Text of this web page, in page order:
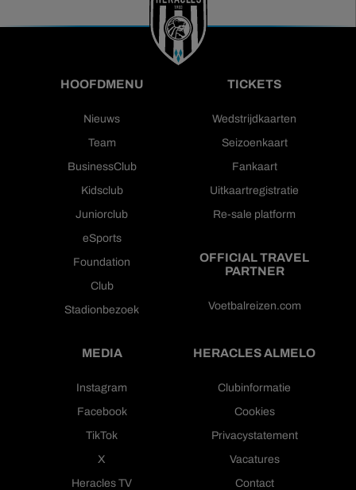
HOOFDMENU
Nieuws
Team
BusinessClub
Kidsclub
Juniorclub
eSports
Foundation
Club
Stadionbezoek
TICKETS
Wedstrijdkaarten
Seizoenkaart
Fankaart
Uitkaartregistratie
Re-sale platform
OFFICIAL TRAVEL
PARTNER
Voetbalreizen.com
MEDIA
Instagram
Facebook
TikTok
X
Heracles TV
HERACLES ALMELO
Clubinformatie
Cookies
Privacystatement
Vacatures
Contact